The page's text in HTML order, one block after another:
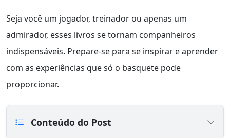
Seja você um jogador, treinador ou apenas um
admirador, esses livros se tornam companheiros
indispensáveis. Prepare-se para se inspirar e aprender
com as experiências que só o basquete pode
proporcionar.
Conteúdo do Post